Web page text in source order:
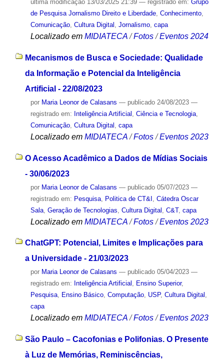
última modificação13/03/2025 21:39 — registrado em: Grupo
de Pesquisa Jornalismo Direito e Liberdade, Conhecimento,
Comunicação, Cultura Digital , Jornalismo, capa
Localizado em MIDIATECA /Fotos /Eventos 2024
Mecanismos de Busca e Sociedade: Qualidade
da Informação e Potencial da Inteligência
Artificial - 22/08/2023
por Maria Leonor de Calasans — publicado24/08/2023 —
registrado em: Inteligência Artificial , Ciência e Tecnologia,
Comunicação, Cultura Digital , capa
Localizado em MIDIATECA /Fotos /Eventos 2023
O Acesso Acadêmico a Dados de Mídias Sociais
- 30/06/2023
por Maria Leonor de Calasans — publicado05/07/2023 —
registrado em: Pesquisa, Politica de CT&I Cátedra Oscar
Sala, Geração de Tecnologias Cultura Digital C&T, capa
Localizado em MIDIATECA /Fotos /Eventos 2023
ChatGPT: Potencial, Limites e Implicações para
a Universidade - 21/03/2023
por Maria Leonor de Calasans — publicado05/04/2023 —
registrado em: Inteligência Artificial , Ensino Superior,
Pesquisa, Ensino Básico, Computação, USP, Cultura Digital ,
capa
Localizado em MIDIATECA /Fotos /Eventos 2023
São Paulo – Cacofonias e Polifonias. O Presente
à Luz de Memórias, Reminiscências,